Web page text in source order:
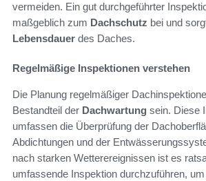
vermeiden. Ein gut durchgeführter
maßgeblich zum Dachschutz bei und
Lebensdauer des Daches.
Regelmäßige Inspektionen verstehen
Die Planung regelmäßiger
Bestandteil der Dachwartung sein. Diese
umfassen die Überprüfung der
Abdichtungen und der
nach starken Wetterereignissen ist es
umfassende Inspektion durchzuführen,